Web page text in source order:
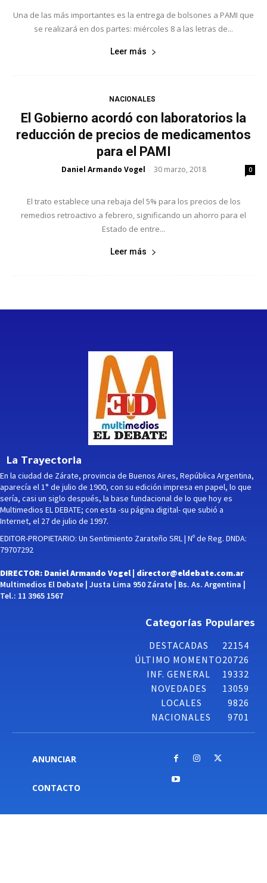
Una de las más importantes es la entrega de bolsones a PAMI que
se realizará en dos partes: miércoles 8 a las letras de...
Leer más
NACIONALES
El Gobierno acordó con laboratorios la
reducción de precios de medicamentos
para el PAMI
Daniel Armando Vogel - 30 marzo, 2018 0
El trato establece una rebaja del 5% para los precios de los
remedios retroactivo a febrero, significando un ahorro para el
Estado de entre...
Leer más
La Trayectoria
En la ciudad de Zárate, provincia de Buenos Aires, República Argentina,
aparecía el 1° de julio de 1900, con su edición impresa en papel, lo que
sería, casi un siglo después, la base fundacional de lo que hoy es
Multimedios EL DEBATE; con esta -su página digital- que subió a
Internet, el 27 de julio de 1997.
EDITOR-PROPIETARIO: Un Sentimiento Zarateño SRL | Nº de Reg. DNDA:
79707292
DIRECTOR: Daniel Armando Vogel | director@eldebate.com.ar
Multimedios El Debate | Justa Lima 950 Zárate | Bs. As. Argentina |
Tel.: 11 3965 1567
Categorías Populares
DESTACADAS
22154
ÚLTIMO MOMENTO20726
INF. GENERAL
19332
NOVEDADES
13059
LOCALES
9826
NACIONALES
9701
ANUNCIAR
CONTACTO